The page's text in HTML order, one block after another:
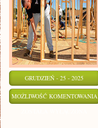
GRUDZIEŃ - 25 - 2025
MOŻLIWOŚĆ KOMENTOWANIA